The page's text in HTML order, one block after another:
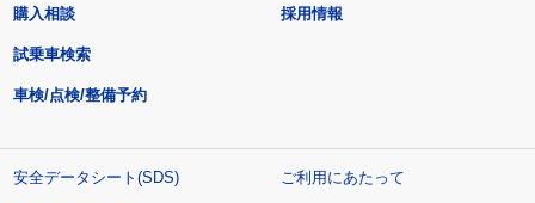
購入相談
試乗車検索
車検/点検/整備予約
採用情報
安全データシート(SDS)
ご利用にあたって